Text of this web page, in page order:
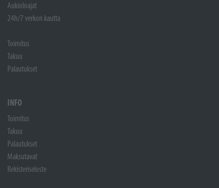
Aukioloajat
24h/7 verkon kautta
Toimitus
Takuu
Palautukset
INFO
Toimitus
Takuu
Palautukset
Maksutavat
Rekisteriseloste